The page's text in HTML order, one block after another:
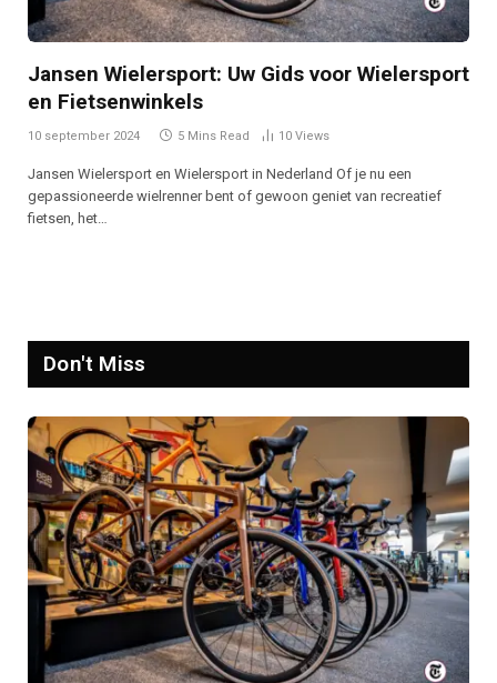
Jansen Wielersport: Uw Gids voor Wielersport
en Fietsenwinkels
10 september 2024 5 Mins Read 10 Views
Jansen Wielersport en Wielersport in Nederland Of je nu een
gepassioneerde wielrenner bent of gewoon geniet van recreatief
fietsen, het…
Don't Miss